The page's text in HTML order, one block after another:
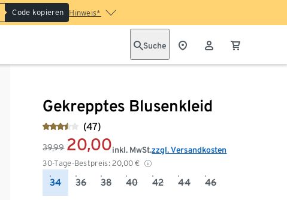
Code kopieren Hinweis*
Suche
Gekrepptes Blusenkleid
(47)
39,99 20,00
30-Tage-Bestpreis: 20,00 €
inkl. MwSt.zzgl. Versandkosten
34 36 38 40 42 44 46